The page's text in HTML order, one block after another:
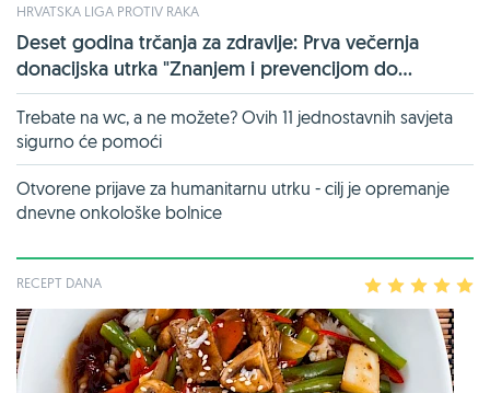
HRVATSKA LIGA PROTIV RAKA
Deset godina trčanja za zdravlje: Prva večernja
donacijska utrka "Znanjem i prevencijom do...
Trebate na wc, a ne možete? Ovih 11 jednostavnih savjeta
sigurno će pomoći
Otvorene prijave za humanitarnu utrku - cilj je opremanje
dnevne onkološke bolnice
RECEPT DANA 2 3 4